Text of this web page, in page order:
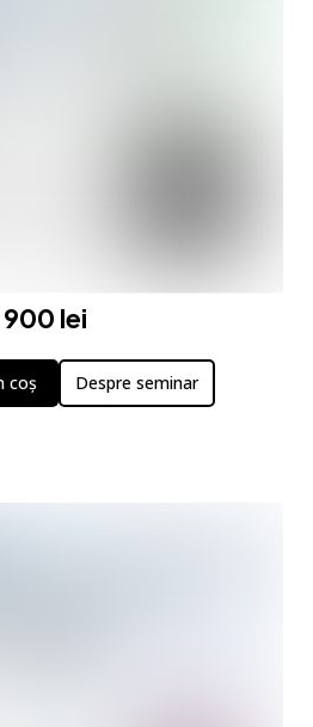
900 lei
coș Despre seminar